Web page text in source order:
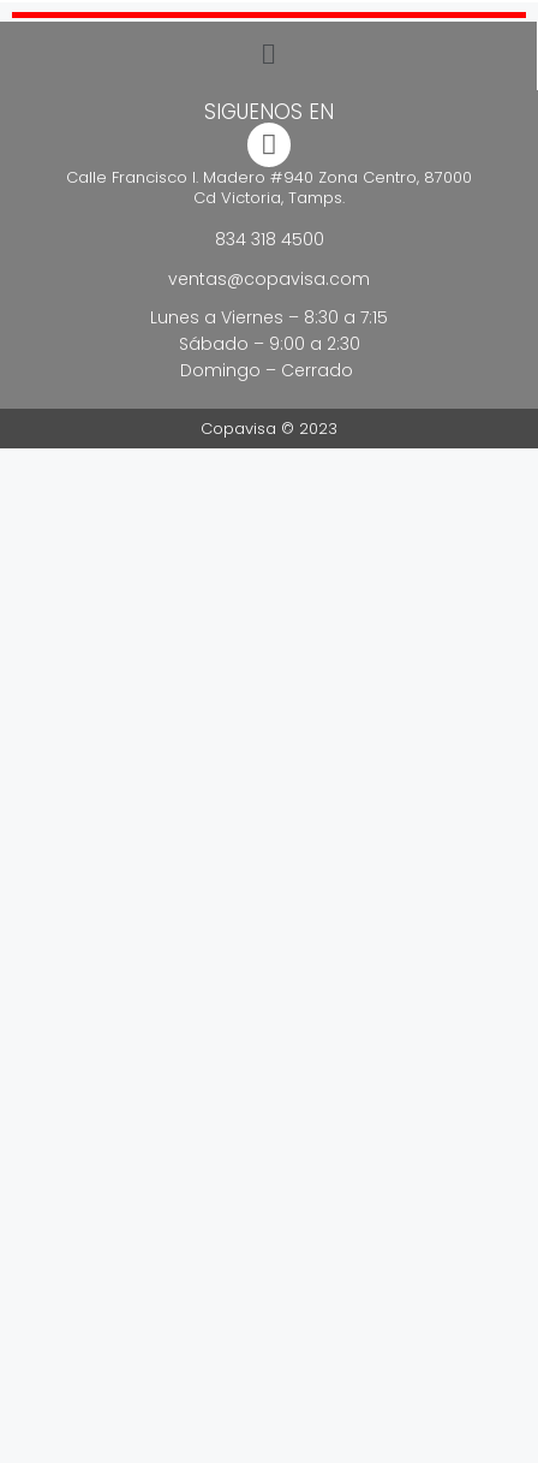
SIGUENOS EN
Calle Francisco I. Madero #940 Zona Centro, 87000
Cd Victoria, Tamps.
834 318 4500
ventas@copavisa.com
Lunes a Viernes – 8:30 a 7:15
Sábado – 9:00 a 2:30
Domingo – Cerrado
Copavisa © 2023